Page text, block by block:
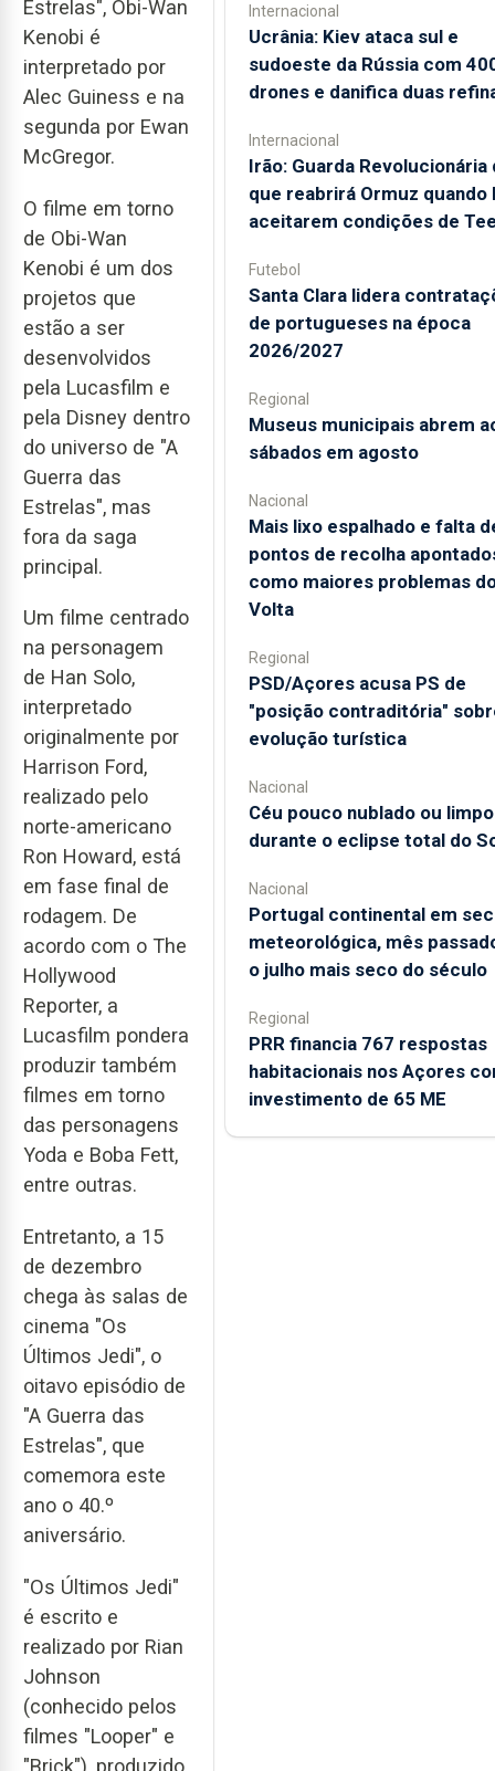
Estrelas", Obi-Wan
Kenobi é
interpretado por
Alec Guiness e na
segunda por Ewan
McGregor.
O filme em torno
de Obi-Wan
Kenobi é um dos
projetos que
estão a ser
desenvolvidos
pela Lucasfilm e
pela Disney dentro
do universo de "A
Guerra das
Estrelas", mas
fora da saga
principal.
Um filme centrado
na personagem
de Han Solo,
interpretado
originalmente por
Harrison Ford,
realizado pelo
norte-americano
Ron Howard, está
em fase final de
rodagem. De
acordo com o The
Hollywood
Reporter, a
Lucasfilm pondera
produzir também
filmes em torno
das personagens
Yoda e Boba Fett,
entre outras.
Entretanto, a 15
de dezembro
chega às salas de
cinema "Os
Últimos Jedi", o
oitavo episódio de
"A Guerra das
Estrelas", que
comemora este
ano o 40.º
aniversário.
"Os Últimos Jedi"
é escrito e
realizado por Rian
Johnson
(conhecido pelos
filmes "Looper" e
"Brick"), produzido
Internacional
Ucrânia: Kiev ataca sul e
sudoeste da Rússia com
drones e danifica duas
Internacional
Irão: Guarda Revolucionária
que reabrirá Ormuz quando
aceitarem condições de
Futebol
Santa Clara lidera
de portugueses na época
2026/2027
Regional
Museus municipais abrem
sábados em agosto
Nacional
Mais lixo espalhado e falta
pontos de recolha
como maiores problemas
Volta
Regional
PSD/Açores acusa PS de
"posição contraditória"
evolução turística
Nacional
Céu pouco nublado ou limpo
durante o eclipse total do
Nacional
Portugal continental em
meteorológica, mês
o julho mais seco do século
Regional
PRR financia 767 respostas
habitacionais nos Açores
investimento de 65 ME